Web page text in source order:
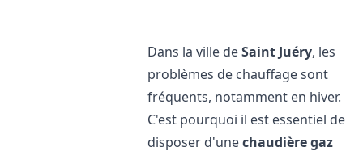
Dans la ville deSaint Juéry, les
problèmes de chauffage sont
fréquents, notamment en hiver.
C'est pourquoi il est essentiel de
disposer d'unechaudière gaz